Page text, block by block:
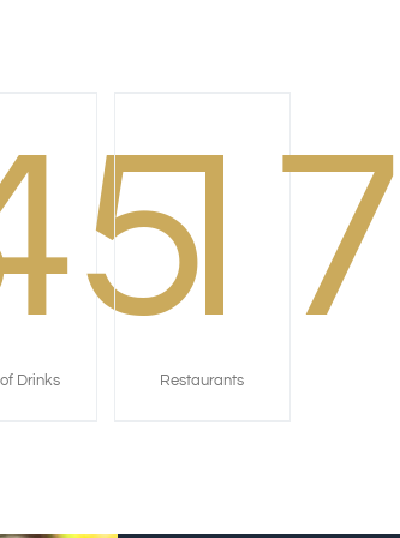
Drinks Restaurants